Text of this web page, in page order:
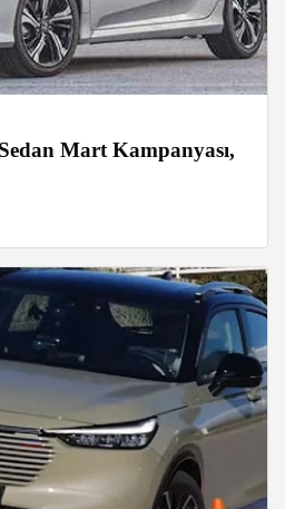
Mart Kampanyası,